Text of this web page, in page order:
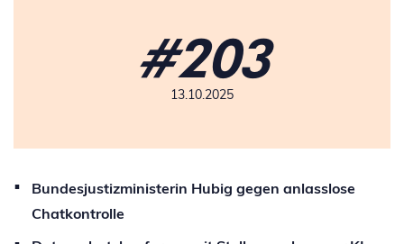
#203
13.10.2025
Bundesjustizministerin Hubig gegen anlasslose
Chatkontrolle